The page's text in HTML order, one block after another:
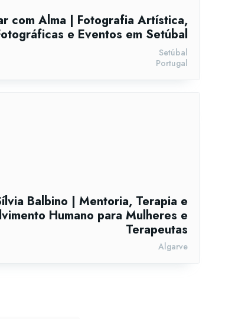
com Alma | Fotografia Artística,
e Eventos em Setúbal
Portugal
Setúbal
Balbino | Mentoria, Terapia e
Humano para Mulheres e
Terapeutas
Algarve